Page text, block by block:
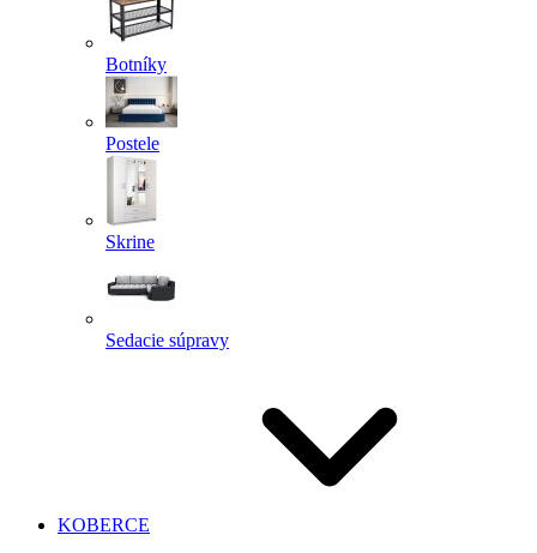
Botníky
Postele
Skrine
Sedacie súpravy
KOBERCE